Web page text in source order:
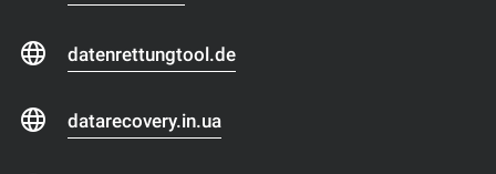
datenrettungtool.de
datarecovery.in.ua